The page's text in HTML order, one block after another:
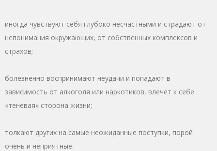
иногда чувствуют себя глубоко несчастными и страдают от
непонимания окружающих, от собственных комплексов и
страхов;
болезненно воспринимают неудачи и попадают в
зависимость от алкоголя или наркотиков, влечет к себе
«теневая» сторона жизни;
толкают других на самые неожиданные поступки, порой
очень и неприятные.